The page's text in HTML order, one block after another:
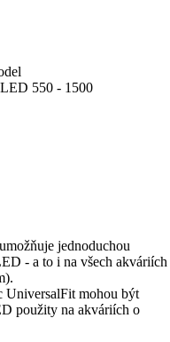
550 - 1500
jednoduchou
- a to i na všech akváriích
UniversalFit mohou být
použity na akváriích o